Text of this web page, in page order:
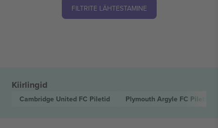
FILTRITE LÄHTESTAMINE
Kiirlingid
Cambridge United FC Piletid Plymouth Argyle FC Piletid